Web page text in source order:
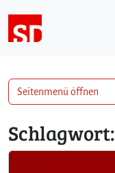
Schlagwort:
Seitenmenü öffnen